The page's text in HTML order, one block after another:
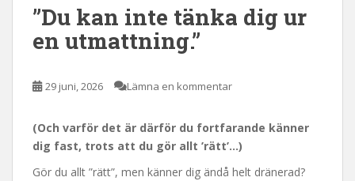
”Du kan inte tänka dig ur
en utmattning.”
29 juni, 2026 Lämna en kommentar
(Och varför det är därför du fortfarande känner
dig fast, trots att du gör allt ’rätt’…)
Gör du allt ”rätt”, men känner dig ändå helt dränerad?